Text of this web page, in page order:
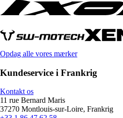
Opdag alle vores mærker
Kundeservice i Frankrig
Kontakt os
11 rue Bernard Maris
37270 Montlouis-sur-Loire, Frankrig